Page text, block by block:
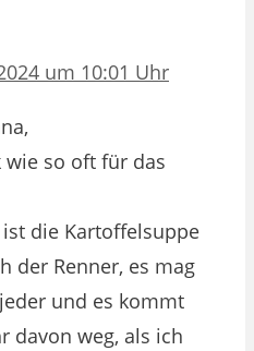
um 10:01 Uhr
wie so oft für das
die Kartoffelsuppe
der Renner, es mag
und es kommt
davon weg, als ich